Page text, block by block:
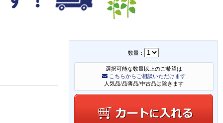
数量：
選択可能な数量以上のご希望は
こちらからご相談いただけます
人気品/品薄品/中古品は除きます